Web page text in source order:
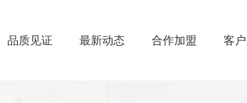
品质见证 最新动态 合作加盟 客